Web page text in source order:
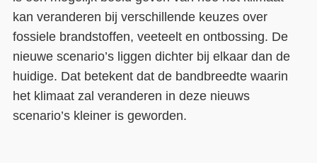
kan veranderen bij verschillende keuzes over
fossiele brandstoffen, veeteelt en ontbossing. De
nieuwe scenario’s liggen dichter bij elkaar dan de
huidige. Dat betekent dat de bandbreedte waarin
het klimaat zal veranderen in deze nieuws
scenario’s kleiner is geworden.